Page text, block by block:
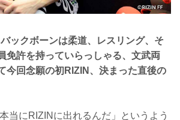
ックボーンは柔道、レスリング、そ
免許を持っていらっしゃる、文武両
今回念願の初RIZIN、決まった直後の
当にRIZINに出れるんだ」というよう